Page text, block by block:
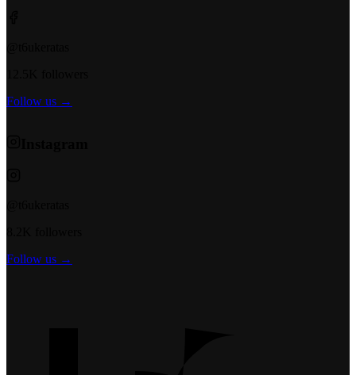
Follow us →
Follow us →